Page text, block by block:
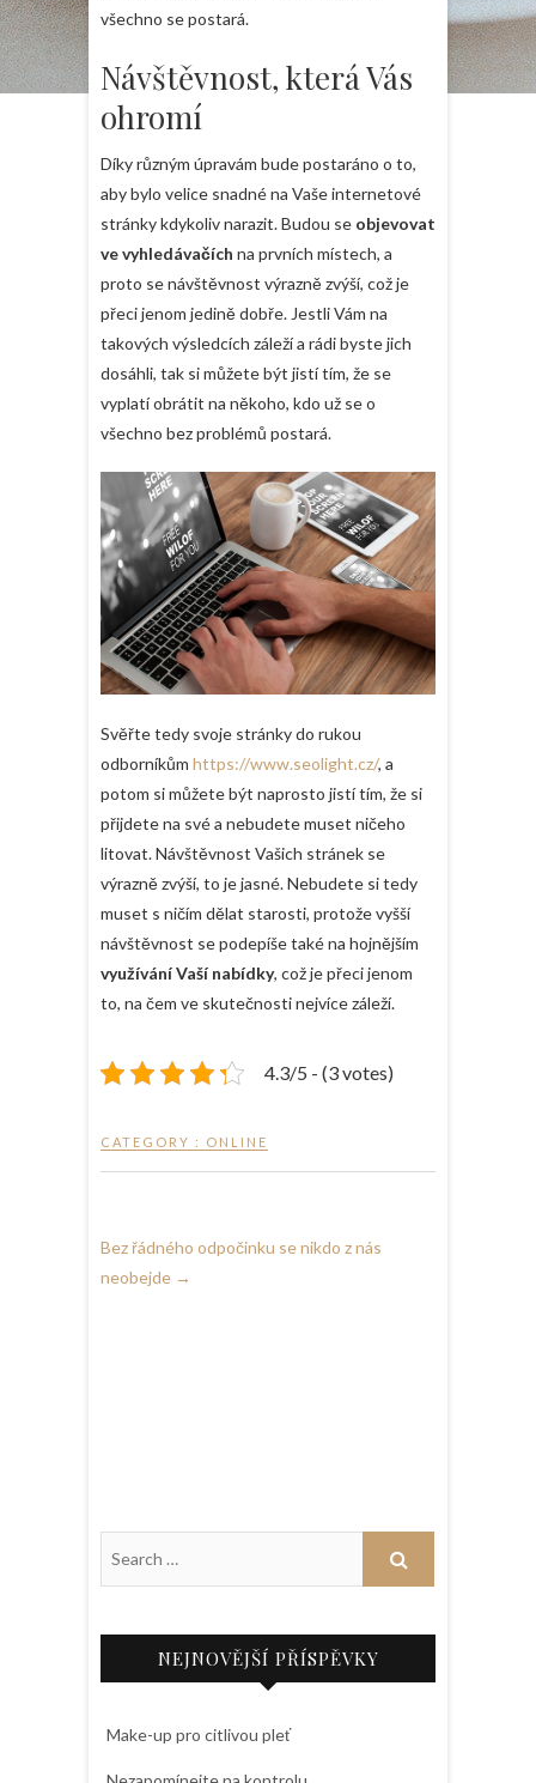
všechno se postará.
Návštěvnost, která Vás
ohromí
Díky různým úpravám bude postaráno o to,
aby bylo velice snadné na Vaše internetové
stránky kdykoliv narazit. Budou se objevovat
ve vyhledávačích na prvních místech, a
proto se návštěvnost výrazně zvýší, což je
přeci jenom jedině dobře. Jestli Vám na
takových výsledcích záleží a rádi byste jich
dosáhli, tak si můžete být jistí tím, že se
vyplatí obrátit na někoho, kdo už se o
všechno bez problémů postará.
Svěřte tedy svoje stránky do rukou
odborníkům https://www.seolight.cz/, a
potom si můžete být naprosto jistí tím, že si
přijdete na své a nebudete muset ničeho
litovat. Návštěvnost Vašich stránek se
výrazně zvýší, to je jasné. Nebudete si tedy
muset s ničím dělat starosti, protože vyšší
návštěvnost se podepíše také na hojnějším
využívání Vaší nabídky, což je přeci jenom
to, na čem ve skutečnosti nejvíce záleží.
4.3/5 - (3 votes)
CATEGORY : ONLINE
Bez řádného odpočinku se nikdo z nás
neobejde →
NEJNOVĚJŠÍ PŘÍSPĚVKY
Make-up pro citlivou pleť